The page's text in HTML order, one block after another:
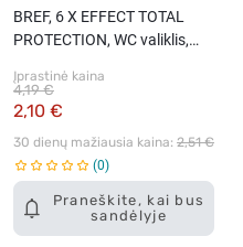
Praneškite, kai bus
sandėlyje
BREF, 6 X EFFECT TOTAL
PROTECTION, WC valiklis,
Įprastinė kaina
2,10 €
4,19 €
30 dienų mažiausia kaina: 2,51 €
0